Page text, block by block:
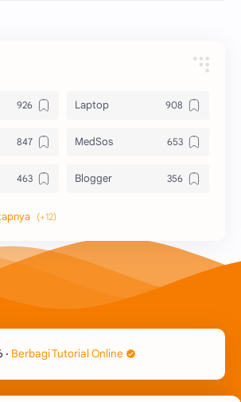
Laptop
MedSos
Blogger
Berbagi Template
Windows OS
Giveaway
‧ Berbagi Tutorial Online